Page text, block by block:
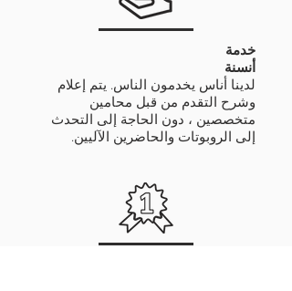
خدمة
أنسنة
لدينا أناس يخدمون الناس. يتم إعلام
وشرح التقدم من قبل محامين
متخصصين ، دون الحاجة إلى التحدث
إلى الروبوتات والحاضرين الآليين.